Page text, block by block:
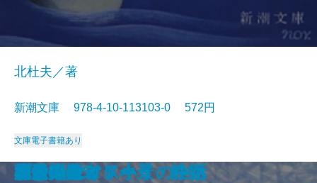
眠狂四郎無頼控〔六〕
日日平安
芽むしり仔撃ち
忍ぶ川
梟の城
海辺の光景
しぶちん
しろばんば
香華
どくとるマンボウ航海記
北杜夫／著
新潮文庫 978-4-10-113103-0 572円
文庫電子書籍あり
プールサイド小景・静物
おはん
大炊介始末
ドストエフスキイの生活
楢山節考
紀ノ川
蒼き狼
可愛いエミリー
天平の甍
ひかりごけ